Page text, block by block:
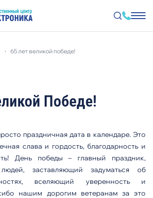
основному
65 лет великой победе!
Победе!
праздничная дата в календаре. Это
слава и гордость, благодарность и
День победы – главный праздник,
заставляющий задуматься об
вселяющий уверенность и
нашим дорогим ветеранам за это